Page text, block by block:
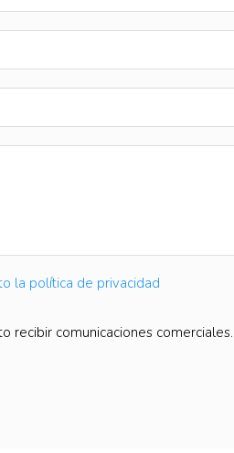
la política de privacidad
recibir comunicaciones comerciales.